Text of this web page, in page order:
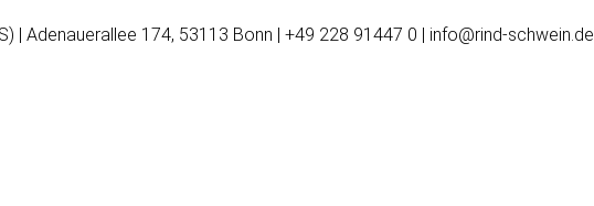
| Adenauerallee 174, 53113 Bonn | +49 228 91447 0 | info@rind-schwein.de